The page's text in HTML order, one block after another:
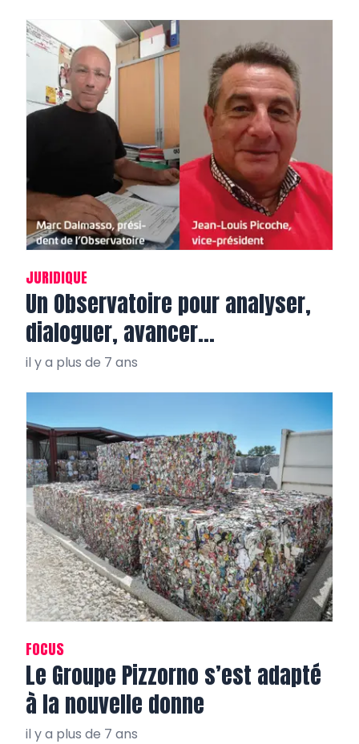
JURIDIQUE
Un Observatoire pour analyser,
dialoguer, avancer…
il y a plus de 7 ans
FOCUS
Le Groupe Pizzorno s’est adapté
à la nouvelle donne
il y a plus de 7 ans